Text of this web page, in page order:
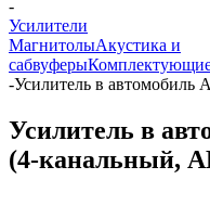
-
Усилители
МагнитолыАкустика и
сабвуферы
-Усилитель в
Усилитель в
(4-канальный,